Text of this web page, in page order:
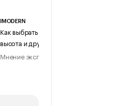
IMODERN
Как выбрать журнальный столик:
высота и другие ключевые параметры
Мнение эксперта